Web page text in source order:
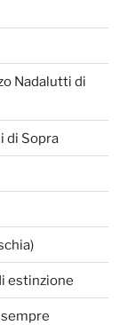
Nadalutti di
di Sopra
estinzione